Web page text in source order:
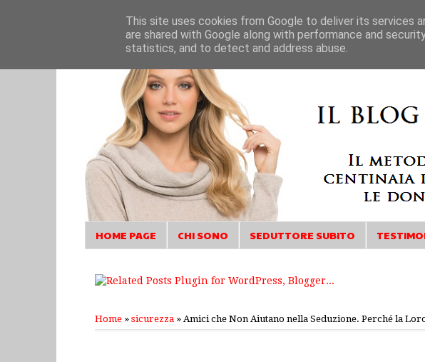
HOME PAGE CHI SONO SEDUTTORE SUBITO
Home» sicurezza » Amici che Non Aiutano nella Seduzione. Perché la
This site uses cookies from Google to deliver its services
are shared with Google along with performance and
statistics, and to detect and address abuse.